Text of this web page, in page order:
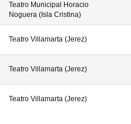
Teatro Municipal Horacio
Noguera (Isla Cristina)
Teatro Villamarta (Jerez)
Teatro Villamarta (Jerez)
Teatro Villamarta (Jerez)